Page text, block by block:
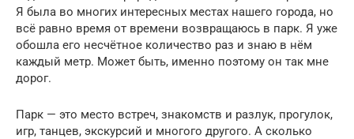
Я была во многих интересных местах нашего города, но
всё равно время от времени возвращаюсь в парк. Я уже
обошла его несчётное количество раз и знаю в нём
каждый метр. Может быть, именно поэтому он так мне
дорог.
Парк — это место встреч, знакомств и разлук, прогулок,
игр, танцев, экскурсий и многого другого. А сколько